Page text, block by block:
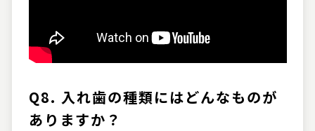
Q8. 入れ歯の種類にはどんなものが
ありますか？